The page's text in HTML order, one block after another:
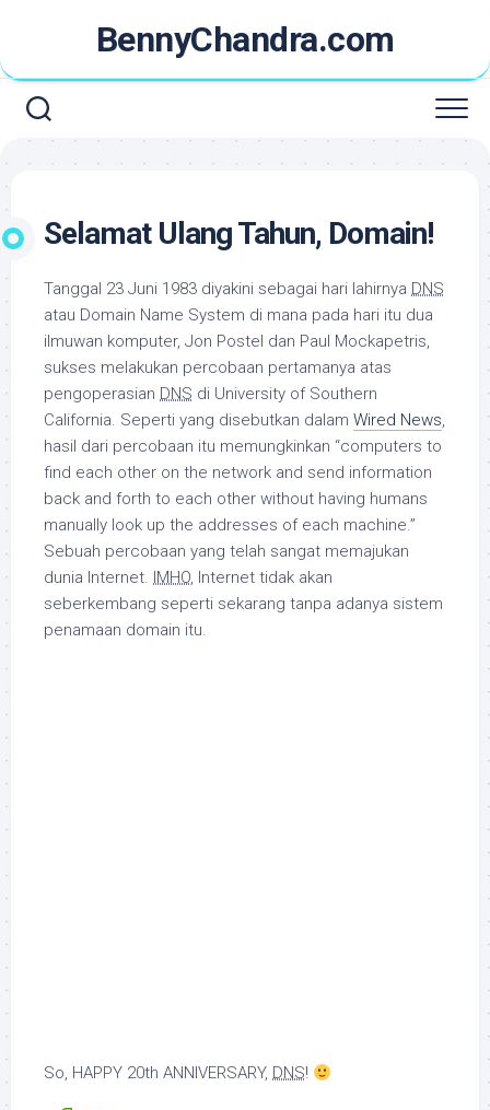
content
BennyChandra.com
Selamat Ulang Tahun, Domain!
Tanggal 23 Juni 1983 diyakini sebagai hari lahirnya DNS
atau Domain Name System di mana pada hari itu dua
ilmuwan komputer, Jon Postel dan Paul Mockapetris,
sukses melakukan percobaan pertamanya atas
pengoperasian DNS di University of Southern
California. Seperti yang disebutkan dalam Wired News,
hasil dari percobaan itu memungkinkan “computers to
find each other on the network and send information
back and forth to each other without having humans
manually look up the addresses of each machine.”
Sebuah percobaan yang telah sangat memajukan
dunia Internet. IMHO, Internet tidak akan
seberkembang seperti sekarang tanpa adanya sistem
penamaan domain itu.
So, HAPPY 20th ANNIVERSARY, DNS!